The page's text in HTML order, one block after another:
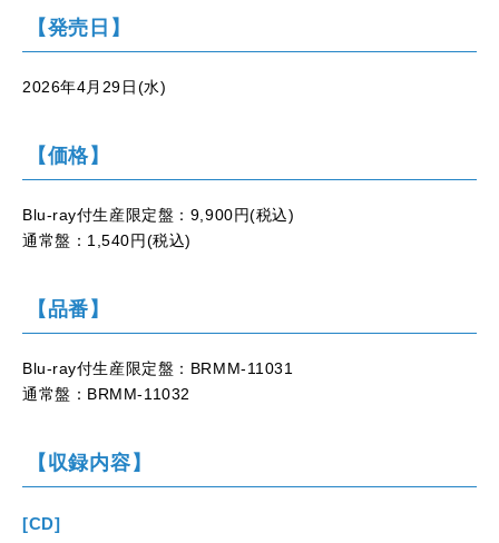
【発売日】
2026年4月29日(水)
【価格】
Blu-ray付生産限定盤：9,900円(税込)
通常盤：1,540円(税込)
【品番】
Blu-ray付生産限定盤：BRMM-11031
通常盤：BRMM-11032
【収録内容】
[CD]